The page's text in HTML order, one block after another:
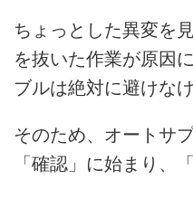
ちょっとした異変を
を抜いた作業が原因
ブルは絶対に避けな
そのため、オートサ
「確認」に始まり、